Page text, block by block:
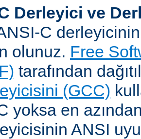
Derleyici ve
C
olunuz. Free
tarafından
(GCC)
yoksa en azından
ANSI